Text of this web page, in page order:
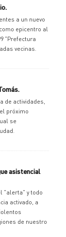
a un nuevo
epicentro al
"Prefectura
vecinas.
de actividades,
próximo
se
asistencial
"alerta" y todo
activado, a
de nuestro